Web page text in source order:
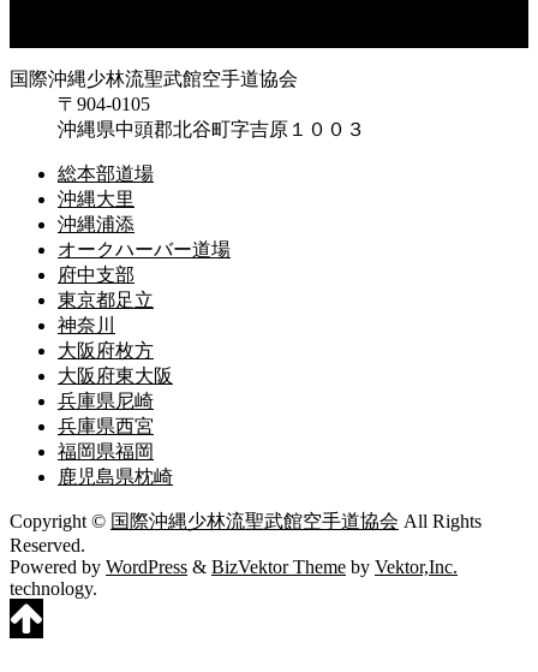
国際沖縄少林流聖武館空手道協会
〒904-0105
沖縄県中頭郡北谷町字吉原１００３
総本部道場
沖縄大里
沖縄浦添
オークハーバー道場
府中支部
東京都足立
神奈川
大阪府枚方
大阪府東大阪
兵庫県尼崎
兵庫県西宮
福岡県福岡
鹿児島県枕崎
Copyright © 国際沖縄少林流聖武館空手道協会 All Rights
Reserved.
Powered by WordPress & BizVektor Theme by Vektor,Inc.
technology.